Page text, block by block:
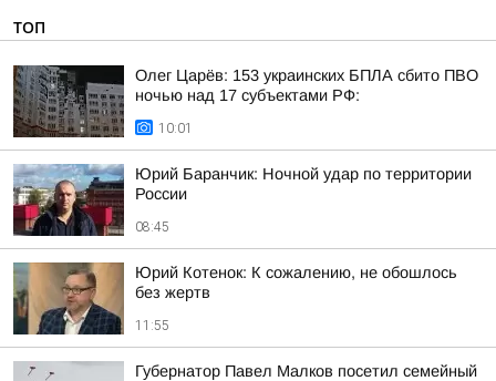
ТОП
Олег Царёв: 153 украинских БПЛА сбито ПВО
ночью над 17 субъектами РФ:
10:01
Юрий Баранчик: Ночной удар по территории
России
08:45
Юрий Котенок: К сожалению, не обошлось
без жертв
11:55
Губернатор Павел Малков посетил семейный